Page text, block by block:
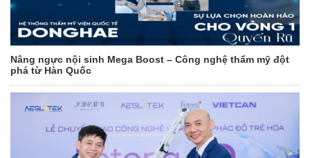
Nâng ngực nội sinh Mega Boost – Công nghệ thẩm mỹ đột
phá từ Hàn Quốc